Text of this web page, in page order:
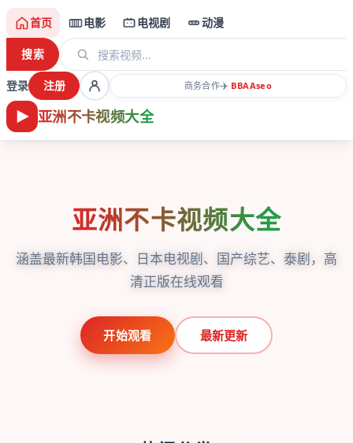
亚洲不卡视频大全
首页 电影 电视剧 动漫
搜索
登录 注册 商务合作✈️·BBAAseo
亚洲不卡视频大全
涵盖最新韩国电影、日本电视剧、国产综艺、泰剧，高
清正版在线观看
开始观看 最新更新